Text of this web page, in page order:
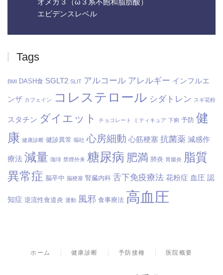
オメガ３（ω３系不飽和脂肪酸）
エビデンスレベル
Tags
BMI DASH食 SGLT2 SLIT アルコール アレルギー インフルエ
ンザ カフェイン コレステロール シダトレン スギ花粉
スタチン ダイエット チョコレート ミティキュア 下痢 予防 健
康 健康診断 健診異常 嘔吐 心房細動 心筋梗塞 抗菌薬 減感作
療法 減量 珈琲 禁煙外来 糖尿病 肥満 肺炎 胃腸炎 脂質
異常症 脳卒中 脳梗塞 腎臓内科 舌下免疫療法 花粉症 血圧 認
知症 逆流性食道炎 運動 風邪 食事療法 高血圧
ホーム 健康診断 予防接種 医院概要